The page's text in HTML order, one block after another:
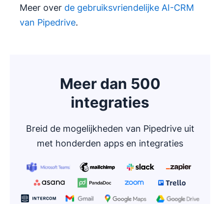
Meer over de gebruiksvriendelijke AI-CRM
van Pipedrive.
Meer dan 500
integraties
Breid de mogelijkheden van Pipedrive uit
met honderden apps en integraties